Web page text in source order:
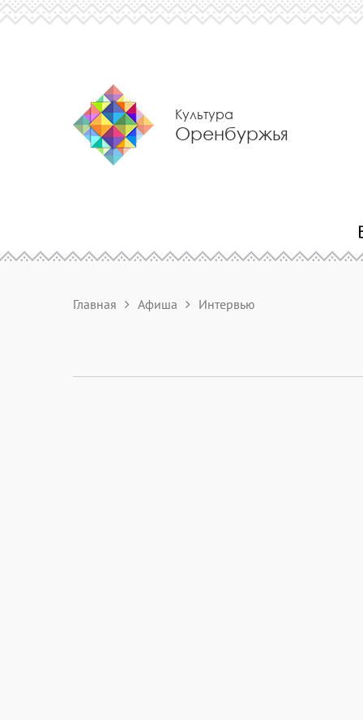
Культура
Оренбуржья
Главная Афиша Интервью